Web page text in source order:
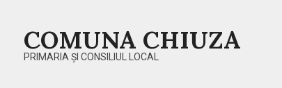
COMUNA CHIUZA
PRIMARIA ȘI CONSILIUL LOCAL